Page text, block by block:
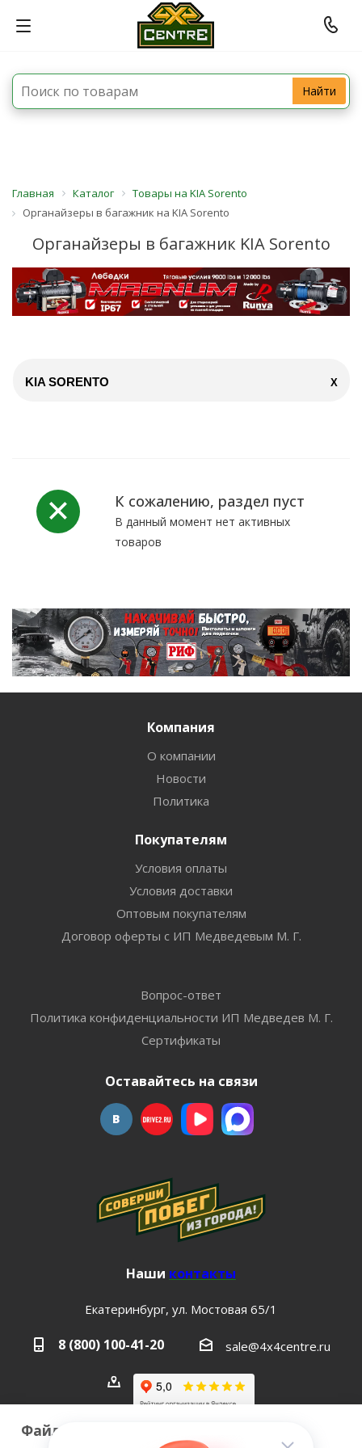
Найти
Главная Каталог
Товары на KIA Sorento
Органайзеры в багажник на KIA Sorento
Органайзеры в багажник KIA Sorento
KIA SORENTO X
К сожалению, раздел пуст
В данный момент нет активных
товаров
Компания
О компании
Новости
Политика
Покупателям
Условия оплаты
Условия доставки
Оптовым покупателям
Договор оферты с ИП Медведевым М. Г.
Вопрос-ответ
Политика конфиденциальности ИП Медведев М. Г.
Сертификаты
Оставайтесь на связи
Наши контакты
Екатеринбург, ул. Мостовая 65/1
8 (800) 100-41-20 sale@4x4centre.ru
Файлы cookie